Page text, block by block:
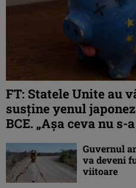
FT: Statele Unite au
susține yenul
BCE. „Așa ceva nu
Guvernul
va deveni
viitoare